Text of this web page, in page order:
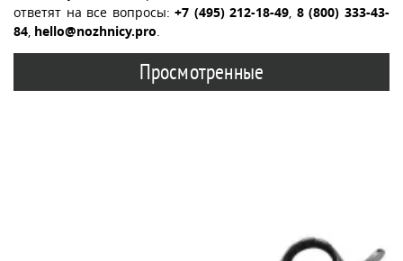
ответят на все вопросы:+7 (495) 212-18-49 8 (800) 333-43-
84 hello@nozhnicy.pro
Просмотренные